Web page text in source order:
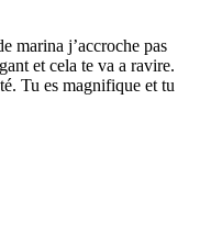
marina j’accroche pas
et cela te va a ravire.
Tu es magnifique et tu